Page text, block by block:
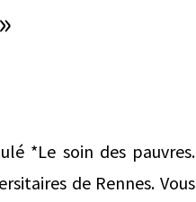
*Le soin des pauvres.
de Rennes. Vous